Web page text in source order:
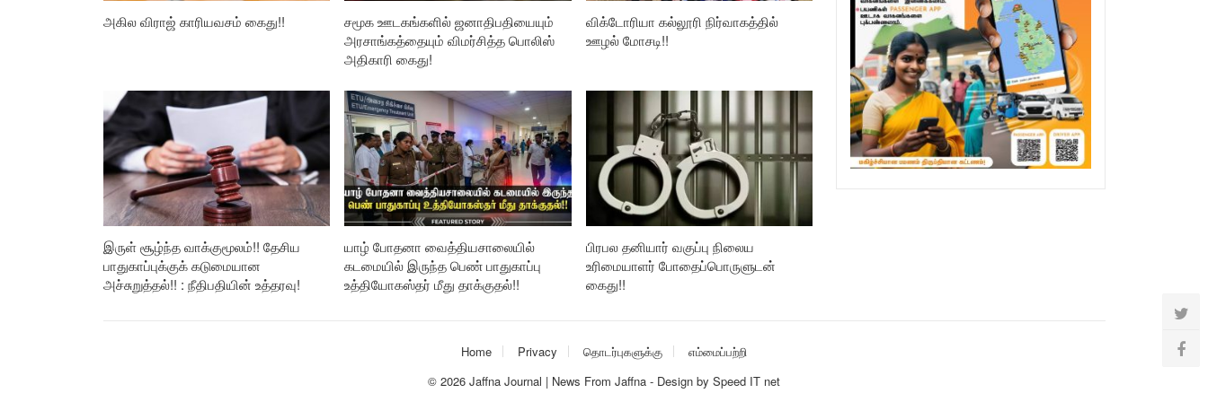
அகில விராஜ் காரியவசம் கைது!!
சமூக ஊடகங்களில் ஜனாதிபதியையும்
அரசாங்கத்தையும் விமர்சித்த பொலிஸ்
அதிகாரி கைது!
விக்டோரியா கல்லூரி நிர்வாகத்தில்
ஊழல் மோசடி!!
இருள் சூழ்ந்த வாக்குமூலம்!! தேசிய
பாதுகாப்புக்குக் கடுமையான
அச்சுறுத்தல்!! : நீதிபதியின் உத்தரவு!
யாழ் போதனா வைத்தியசாலையில்
கடமையில் இருந்த பெண் பாதுகாப்பு
உத்தியோகஸ்தர் மீது தாக்குதல்!!
பிரபல தனியார் வகுப்பு நிலைய
உரிமையாளர் போதைப்பொருளுடன்
கைது!!
Home Privacy தொடர்புகளுக்கு
எம்மைப்பற்றி
© 2026 Jaffna Journal | News From Jaffna - Design by Speed IT net